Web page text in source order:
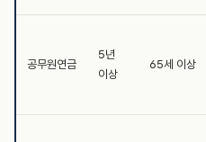
공무원연금
5년
이상
65세 이상